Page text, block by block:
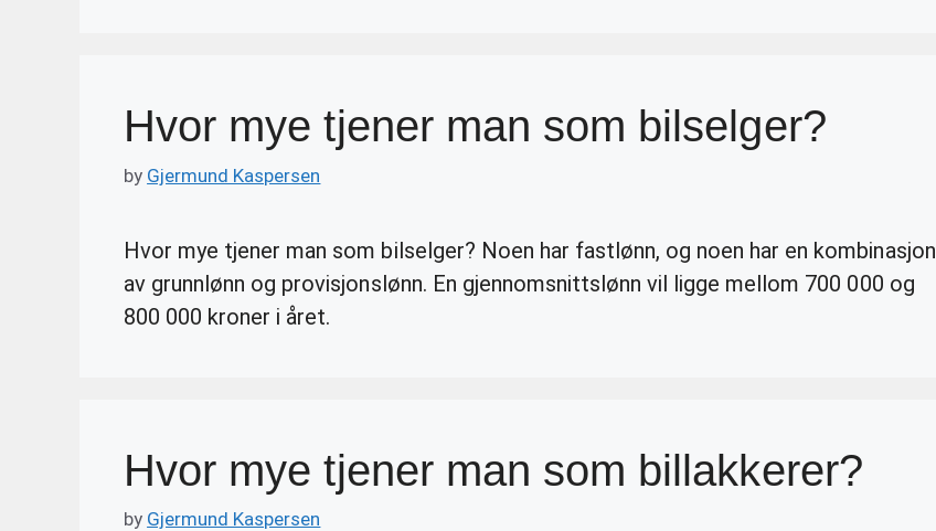
Hvor mye tjener man som bilselger?
by Gjermund Kaspersen
Hvor mye tjener man som bilselger? Noen har fastlønn, og noen har en kombinasjon
av grunnlønn og provisjonslønn. En gjennomsnittslønn vil ligge mellom 700 000 og
800 000 kroner i året.
Hvor mye tjener man som billakkerer?
by Gjermund Kaspersen